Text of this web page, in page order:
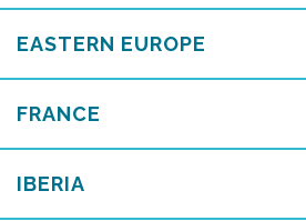
EASTERN EUROPE
FRANCE
IBERIA